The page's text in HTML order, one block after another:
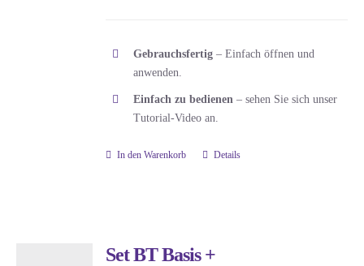
der
gewählt
Gebrauchsfertig– Einfach öffnen und
anwenden.
Einfach zu bedienen – sehen Sie sich unser
Tutorial-Video an.
In den Warenkorb Details
Set BT Basis +